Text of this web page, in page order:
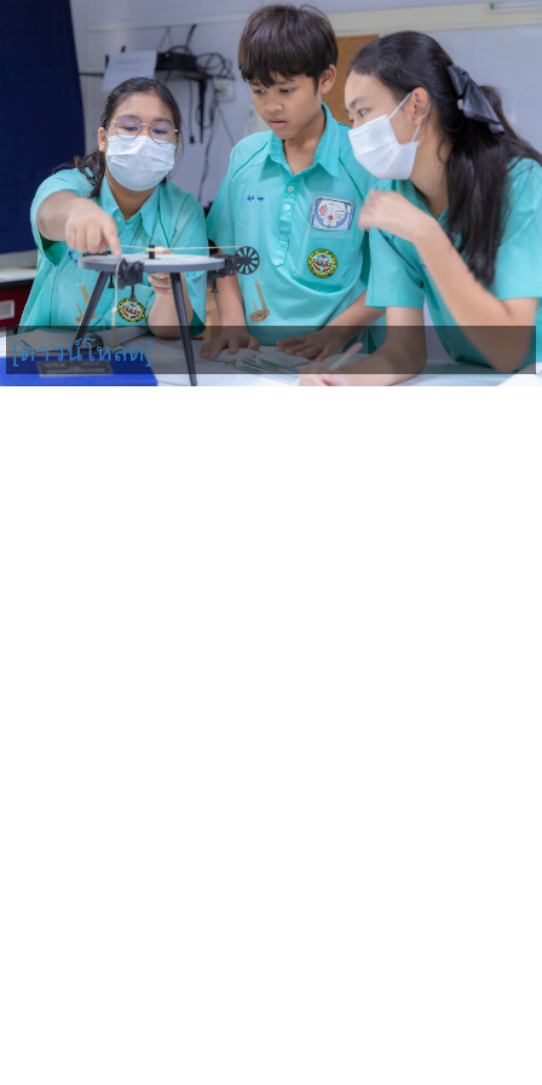
[ดาวน์โหลด]